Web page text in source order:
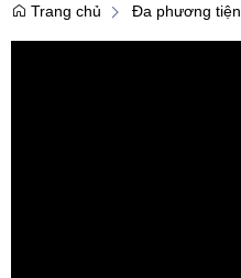
Trang chủ Đa phương tiện